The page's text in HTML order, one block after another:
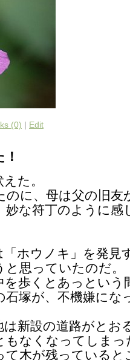
(0) | Edit
た。
のに、母は父の旧友
妙な符丁のように感
「ホウノキ」を発見
思っていたのだ。
を歩くとあっという
石塚が、不機嫌にな
新設の道路がとお
もなくなってしまっ
て木が残っていると